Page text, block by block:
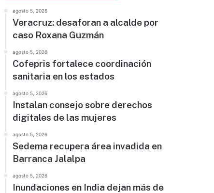
agosto 5, 2026
Veracruz: desaforan a alcalde por
caso Roxana Guzmán
agosto 5, 2026
Cofepris fortalece coordinación
sanitaria en los estados
agosto 5, 2026
Instalan consejo sobre derechos
digitales de las mujeres
agosto 5, 2026
Sedema recupera área invadida en
Barranca Jalalpa
agosto 5, 2026
Inundaciones en India dejan más de